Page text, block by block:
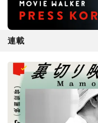
連載